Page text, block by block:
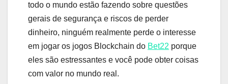
todo o mundo estão fazendo sobre questões
gerais de segurança e riscos de perder
dinheiro, ninguém realmente perde o interesse
em jogar os jogos Blockchain do Bet22 porque
eles são estressantes e você pode obter coisas
com valor no mundo real.